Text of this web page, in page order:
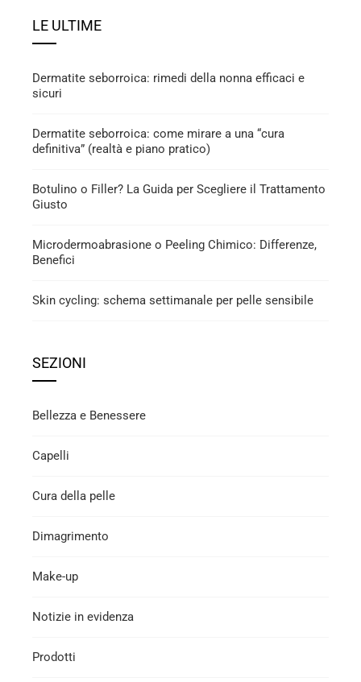
LE ULTIME
Dermatite seborroica: rimedi della nonna efficaci e
sicuri
Dermatite seborroica: come mirare a una “cura
definitiva” (realtà e piano pratico)
Botulino o Filler? La Guida per Scegliere il Trattamento
Giusto
Microdermoabrasione o Peeling Chimico: Differenze,
Benefici
Skin cycling: schema settimanale per pelle sensibile
SEZIONI
Bellezza e Benessere
Capelli
Cura della pelle
Dimagrimento
Make-up
Notizie in evidenza
Prodotti